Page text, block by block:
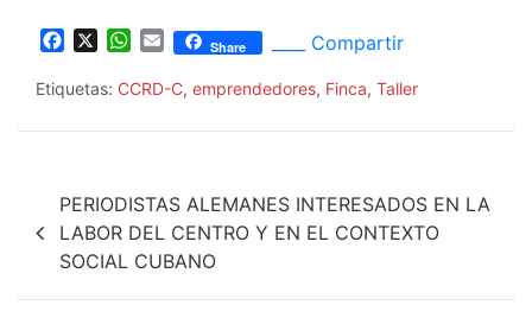
c
b
k
W
a
s
p
E
a
l
Share ____ Compartir
Etiquetas: CCRD-C, emprendedores, Finca, Taller
Navegación
de
entradas
PERIODISTAS ALEMANES INTERESADOS EN LA
LABOR DEL CENTRO Y EN EL CONTEXTO
SOCIAL CUBANO